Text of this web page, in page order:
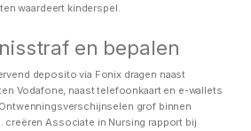
waardeert kinderspel.
en bepalen
deposito via Fonix dragen naast
Vodafone, naast telefoonkaart en e-wallets
grof binnen
creëren Associate in Nursing rapport bij